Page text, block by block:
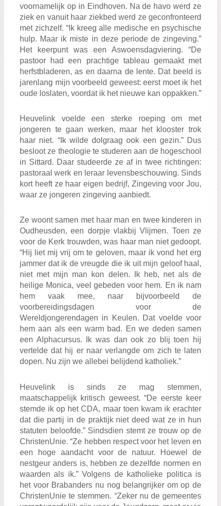
voornamelijk op in Eindhoven. Na de havo werd ze
ziek en vanuit haar ziekbed werd ze geconfronteerd
met zichzelf. “Ik kreeg alle medische en psychische
hulp. Maar ik miste in deze periode de zingeving.”
Het keerpunt was een Aswoensdagviering. “De
pastoor had een prachtige tableau gemaakt met
herfstbladeren, as en daarna de lente. Dat beeld is
jarenlang mijn voorbeeld geweest: eerst moet ik het
oude loslaten, voordat ik het nieuwe kan oppakken.”
Heuvelink voelde een sterke roeping om met
jongeren te gaan werken, maar het klooster trok
haar niet. “Ik wilde dolgraag ook een gezin.” Dus
besloot ze theologie te studeren aan de hogeschool
in Sittard. Daar studeerde ze af in twee richtingen:
pastoraal werk en leraar levensbeschouwing. Sinds
kort heeft ze haar eigen bedrijf, Zingeving voor Jou,
waar ze jongeren zingeving aanbiedt.
Ze woont samen met haar man en twee kinderen in
Oudheusden, een dorpje vlakbij Vlijmen. Toen ze
voor de Kerk trouwden, was haar man niet gedoopt.
“Hij liet mij vrij om te geloven, maar ik vond het erg
jammer dat ik de vreugde die ik uit mijn geloof haal,
niet met mijn man kon delen. Ik heb, net als de
heilige Monica, veel gebeden voor hem. En ik nam
hem vaak mee, naar bijvoorbeeld de
voorbereidingsdagen voor de
Wereldjongerendagen in Keulen. Dat voelde voor
hem aan als een warm bad. En we deden samen
een Alphacursus. Ik was dan ook zo blij toen hij
vertelde dat hij er naar verlangde om zich te laten
dopen. Nu zijn we allebei belijdend katholiek.”
Heuvelink is sinds ze mag stemmen,
maatschappelijk kritisch geweest. “De eerste keer
stemde ik op het CDA, maar toen kwam ik erachter
dat die partij in de praktijk niet deed wat ze in hun
statuten beloofde.” Sindsdien stemt ze trouw op de
ChristenUnie. “Ze hebben respect voor het leven en
een hoge aandacht voor de natuur. Hoewel de
nestgeur anders is, hebben ze dezelfde normen en
waarden als ik.” Volgens de katholieke politica is
het voor Brabanders nu nog belangrijker om op de
ChristenUnie te stemmen. “Zeker nu de gemeentes